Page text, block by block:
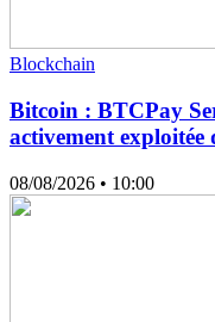
Blockchain
Bitcoin : BTCPay
activement exploitée
08/08/2026 • 10:00